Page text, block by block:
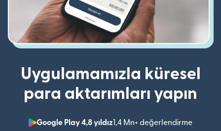
Uygulamamızla küresel
para aktarımları yapın
Google Play 4,8 yıldız1,4 Mn+ değerlendirme